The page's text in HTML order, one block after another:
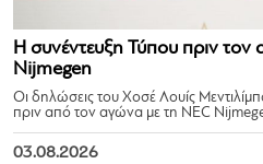
Η συνέντευξη Τύπου πριν
Nijmegen
Οι δηλώσεις του Χοσέ Λουίς
πριν από τον αγώνα με τη NEC
03.08.2026